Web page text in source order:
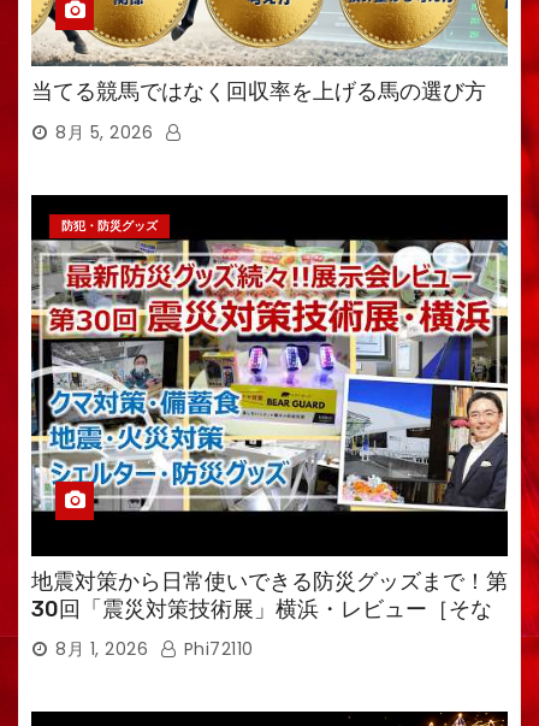
当てる競馬ではなく回収率を上げる馬の選び方
8月 5, 2026
防犯・防災グッズ
地震対策から日常使いできる防災グッズまで！第
30回「震災対策技術展」横浜・レビュー［そな
えるTV・高荷智也］
8月 1, 2026 Phi72110